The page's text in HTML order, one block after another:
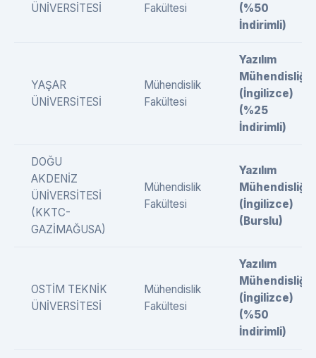
ÜNİVERSİTESİ
Fakültesi
(%50
İndirimli)
YAŞAR
ÜNİVERSİTESİ
Mühendislik
Fakültesi
Yazılım
Mühendisliği
(İngilizce)
(%25
İndirimli)
DOĞU
AKDENİZ
ÜNİVERSİTESİ
(KKTC-
GAZİMAĞUSA)
Mühendislik
Fakültesi
Yazılım
Mühendisliği
(İngilizce)
(Burslu)
OSTİM TEKNİK
ÜNİVERSİTESİ
Mühendislik
Fakültesi
Yazılım
Mühendisliği
(İngilizce)
(%50
İndirimli)